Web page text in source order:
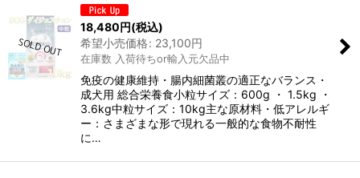
18,480円(税込)
希望小売価格: 23,100円
在庫数 入荷待ちor輸入元欠品中
免疫の健康維持・腸内細菌叢の適正なバランス・
成犬用 総合栄養食小粒サイズ：600g ・ 1.5kg ・
3.6kg中粒サイズ：10kg主な原材料・低アレルギ
ー：さまざまな形で現れる一般的な食物不耐性
に…